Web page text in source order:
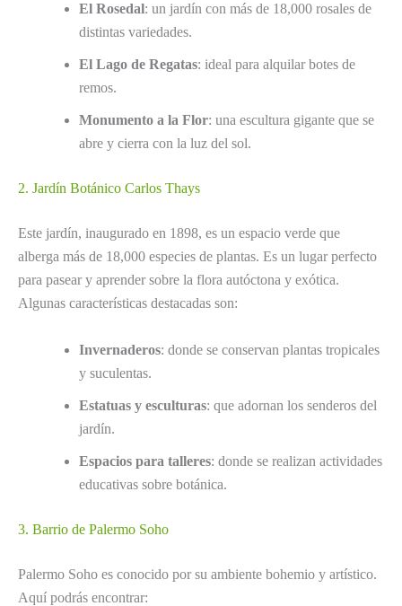
El Rosedal: un jardín con más de 18,000 rosales de
distintas variedades.
El Lago de Regatas: ideal para alquilar botes de
remos.
Monumento a la Flor: una escultura gigante que se
abre y cierra con la luz del sol.
2. Jardín Botánico Carlos Thays
Este jardín, inaugurado en 1898, es un espacio verde que
alberga más de 18,000 especies de plantas. Es un lugar perfecto
para pasear y aprender sobre la flora autóctona y exótica.
Algunas características destacadas son:
Invernaderos: donde se conservan plantas tropicales
y suculentas.
Estatuas y esculturas: que adornan los senderos del
jardín.
Espacios para talleres: donde se realizan actividades
educativas sobre botánica.
3. Barrio de Palermo Soho
Palermo Soho es conocido por su ambiente bohemio y artístico.
Aquí podrás encontrar: